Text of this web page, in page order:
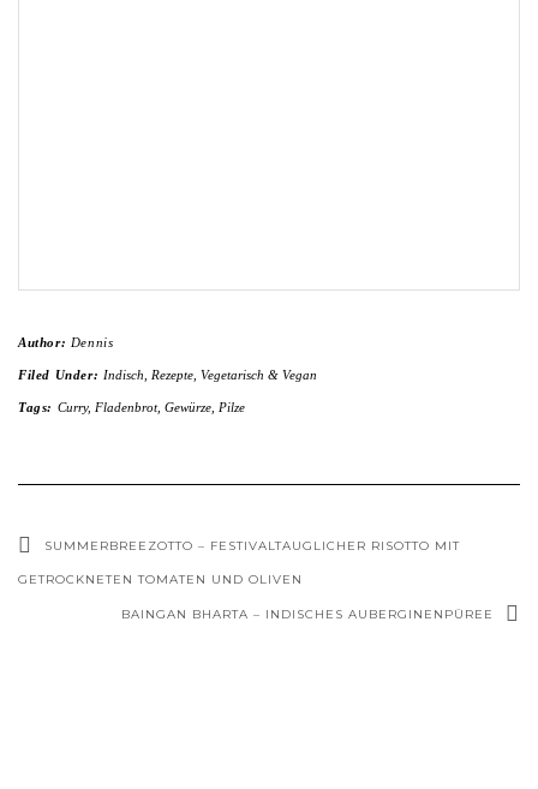
Author: Dennis
Filed Under: Indisch Rezepte, Vegetarisch & Vegan
Tags: Curry, Fladenbrot, Gewürze, Pilze
SUMMERBREEZOTTO – FESTIVALTAUGLICHER RISOTTO MIT
GETROCKNETEN TOMATEN UND OLIVEN
BAINGAN BHARTA – INDISCHES AUBERGINENPÜREE